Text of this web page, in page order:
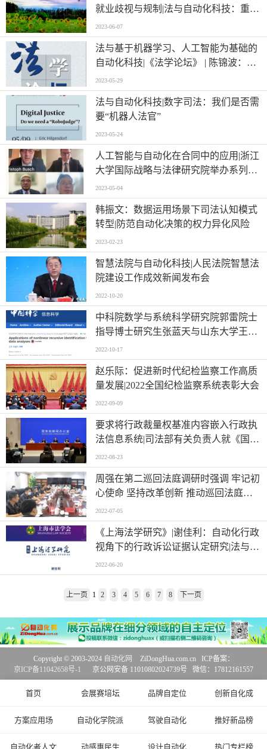
就业歧视与规制|法与自动化科技：重点
关注算法领域的法律规制
2023-06-07
法与基于机器学习、人工智能为基础的
自动化科技|《法学论坛》 | 陈锦波：自
动化行政合法吗？
2023-05-29
法与自动化科技|数字司法：我们是否需
要“机器人法官”
2023-05-24
人工智能与自动化在合同中的应用|浙江
大学国际战略与法律研究院举办系列讲
座
2023-05-04
韩振文：数据运用场景下司法认知模式
转型|防范自动化决策的权力异化风险
2023-02-23
智慧法院与自动化科技|人民法院智慧法
院建设工作成效新闻发布会
2022-10-20
中科院数学与系统科学研究院郭雷院士
指导博士研究生张蓝天与山东大学王芳
教授开展合作研究|系统辨识理论与司法
量刑问题交叉研究取得进展|论文发表在
《中国科学信息科学》
2022-10-17
赵乐际：促进新时代纪检监察工作高质
量发展|2022全国纪检监察系统表彰大会
2022-09-09
要求将行政裁量权基准内容嵌入行政执
法信息系统|司法部有关负责人就《国务
院办公厅关于进一步规范行政裁量权基
准制定和管理工作的意见》答记者问
2022-08-23
周强在第二巡回法庭调研时强调 牢记初
心使命 坚持改革创新 推动巡回法庭工
作高质量发展
2022-07-05
《上海法学研究》|谢佳利：自动化行政
视角下的行政诉讼证据认定研究|法与自
动化
2022-06-20
上一页 1 2 3 4 5 6 7 8 下一页
首页 会展赛培坛 品牌自定位 创新自化成
方案应用场 自动化学院派 驾驶自动化 推好新品榜
自动化者人文 动感惠民生 设计自动化 热门专栏榜
Copyright © 2003-2024 自动化网
ZiDongHua.com.cn ICP备案：
京ICP备11042658号-1
京公网安备 11010802024739号 微信：17812161557